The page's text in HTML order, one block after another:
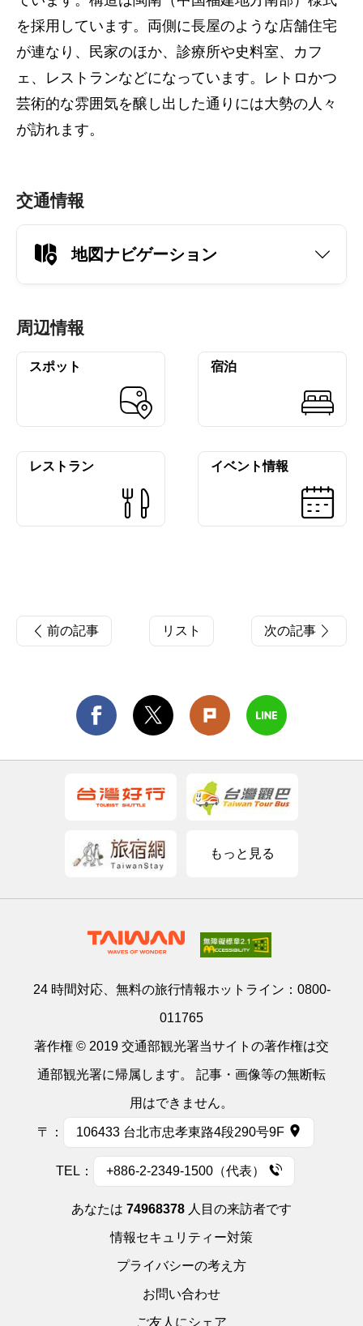
を採用しています。両側に長屋のような店舗住宅
が連なり、民家のほか、診療所や史料室、カフ
ェ、レストランなどになっています。レトロかつ
芸術的な雰囲気を醸し出した通りには大勢の人々
が訪れます。
交通情報
地図ナビゲーション
周辺情報
スポット 宿泊
レストラン イベント情報
前の記事 リスト 次の記事
もっと見る
24 時間対応、無料の旅行情報ホットライン： 0800-
011765
著作権 © 2019 交通部観光署当サイトの著作権は交
通部観光署に帰属します。 記事・画像等の無断転
用はできません。
〒： 106433 台北市忠孝東路4段290号9F
TEL： +886-2-2349-1500（代表）
あなたは 74968378 人目の来訪者です
情報セキュリティー対策
プライバシーの考え方
お問い合わせ
ご友人にシェア